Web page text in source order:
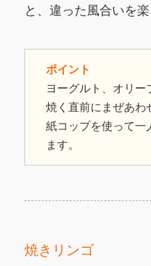
と、違った風合いを楽
ポイント
ヨーグルト、オリー
焼く直前にまぜあわ
紙コップを使って一
ます。
焼きリンゴ